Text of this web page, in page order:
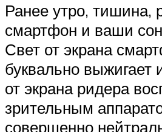
Ранее утро, тишина,
смартфон и ваши
Свет от экрана
буквально выжигает
от экрана ридера
зрительным
совершенно